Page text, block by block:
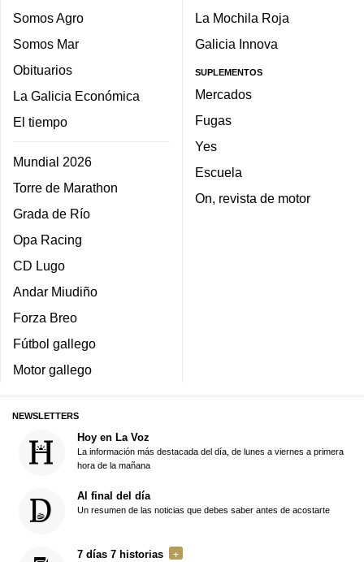
Somos Agro
Somos Mar
Obituarios
La Galicia Económica
El tiempo
Mundial 2026
Torre de Marathon
Grada de Río
Opa Racing
CD Lugo
Andar Miudiño
Forza Breo
Fútbol gallego
Motor gallego
La Mochila Roja
Galicia Innova
SUPLEMENTOS
Mercados
Fugas
Yes
Escuela
On, revista de motor
NEWSLETTERS
Hoy en La Voz
La información más destacada del día, de lunes a viernes a primera
hora de la mañana
Al final del día
Un resumen de las noticias que debes saber antes de acostarte
7 días 7 historias